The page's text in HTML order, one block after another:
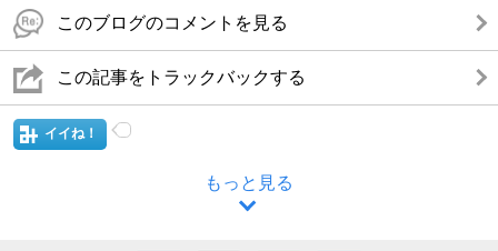
このブログのコメントを見る
この記事をトラックバックする
イイね！
もっと見る